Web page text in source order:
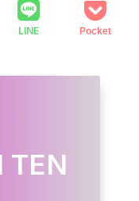
LINE Pocket
TEN